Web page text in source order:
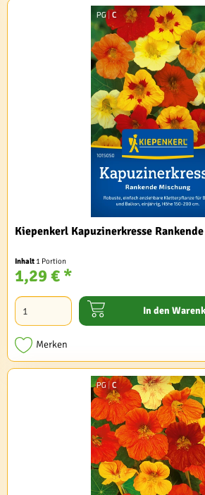
Kiepenkerl Kapuzinerkresse
Inhalt 1 Portion
1,29 € *
In den
Merken